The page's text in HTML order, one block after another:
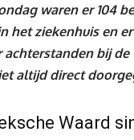
waren er 104
het ziekenhuis en
achterstanden bij
altijd direct
Waard